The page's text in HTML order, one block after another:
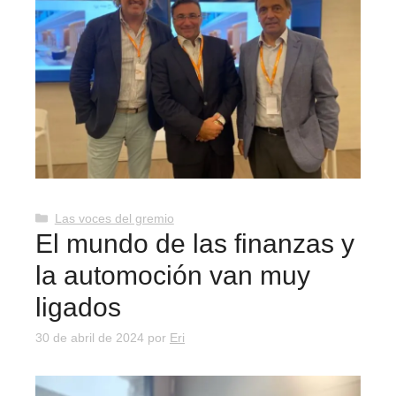
Categorías
Las voces del gremio
El mundo de las finanzas y
la automoción van muy
ligados
30 de abril de 2024 por Eri